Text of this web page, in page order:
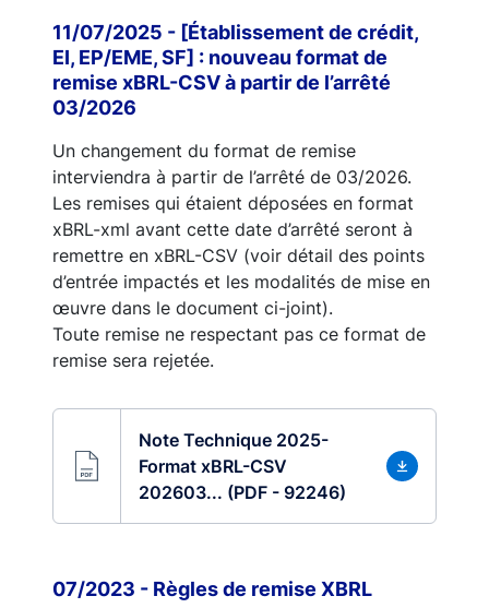
11/07/2025 - [Établissement de crédit,
EI, EP/EME, SF] : nouveau format de
remise xBRL-CSV à partir de l’arrêté
03/2026
Un changement du format de remise
interviendra à partir de l’arrêté de 03/2026.
Les remises qui étaient déposées en format
xBRL-xml avant cette date d’arrêté seront à
remettre en xBRL-CSV (voir détail des points
d’entrée impactés et les modalités de mise en
œuvre dans le document ci-joint).
Toute remise ne respectant pas ce format de
remise sera rejetée.
Note Technique 2025-
Format xBRL-CSV
202603... (PDF - 92246)
07/2023 - Règles de remise XBRL